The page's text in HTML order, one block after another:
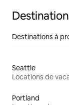
Destinations à
Seattle
Locations de
Portland